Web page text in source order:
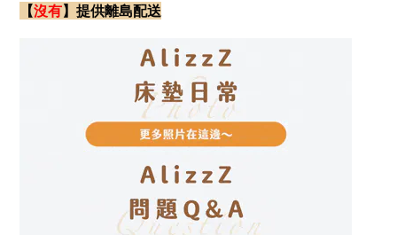
【沒有】 提供離島配送